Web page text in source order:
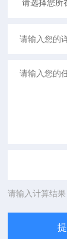
请输入计算结